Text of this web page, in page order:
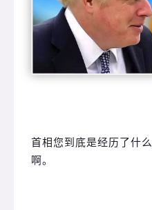
首相您到底是经历了什么
啊。